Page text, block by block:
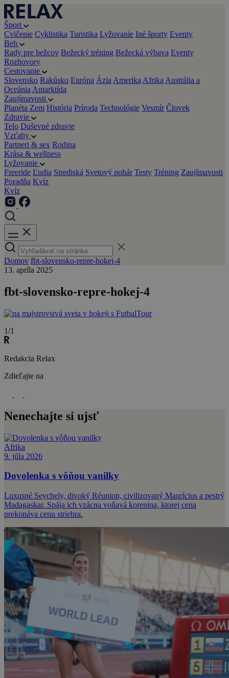
Šport
Cvičenie Cyklistika Turistika Lyžovanie Iné športy Eventy
Beh
Rady pre bežcov Bežecký tréning Bežecká výbava Eventy
Rozhovory
Cestovanie
Slovensko Rakúsko Európa Ázia Amerika Afrika Austrália a
Oceánia Antarktída
Zaujímavosti
Planéta Zem História Príroda Technológie Vesmír Človek
Zdravie
Telo Duševné zdravie
Vzťahy
Partneri & sex Rodina
Krása & wellness
Lyžovanie
Freeride Ľudia Strediská Svetový pohár Testy Tréning Zaujímavosti
Poradňa Kvíz
Kvíz
Domov fbt-slovensko-repre-hokej-4
13. apríla 2025
fbt-slovensko-repre-hokej-4
1/1
Redakcia Relax
Zdieľajte na
Nenechajte si ujsť
Afrika
9. júla 2026
Dovolenka s vôňou vanilky
Luxusné Seychely, divoký Réunion, civilizovaný Maurícius a pestrý
Madagaskar. Spája ich vzácna voňavá korenina, ktorej cena
prekonáva cenu striebra.